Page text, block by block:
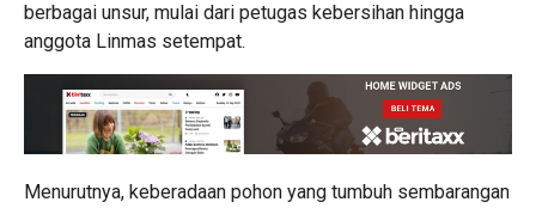
berbagai unsur, mulai dari petugas kebersihan hingga
anggota Linmas setempat.
Menurutnya, keberadaan pohon yang tumbuh sembarangan